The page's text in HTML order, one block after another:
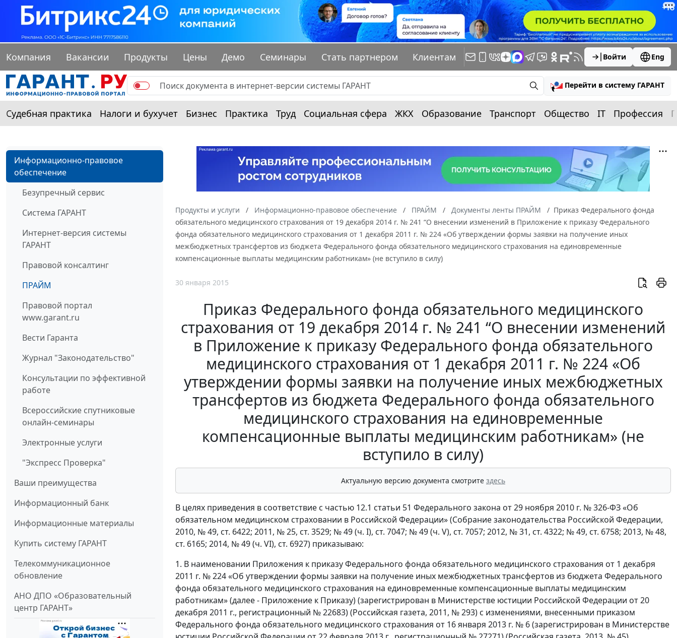
Компания Вакансии Продукты Цены Демо Семинары Стать партнером Клиентам Войти Eng
Перейти в систему ГАРАНТ
Судебная практика Налоги и бухучет Бизнес Практика Труд Социальная сфера ЖКХ Образование Транспорт Общество IT Профессия
Информационно-правовое
обеспечение
Безупречный сервис
Система ГАРАНТ
Интернет-версия системы
ГАРАНТ
Правовой консалтинг
ПРАЙМ
Правовой портал
www.garant.ru
Вести Гаранта
Журнал "Законодательство"
Консультации по эффективной
работе
Всероссийские спутниковые
онлайн-семинары
Электронные услуги
"Экспресс Проверка"
Ваши преимущества
Информационный банк
Информационные материалы
Купить систему ГАРАНТ
Телекоммуникационное
обновление
АНО ДПО «Образовательный
центр ГАРАНТ»
Продукты и услуги Информационно-правовое обеспечение ПРАЙМ Документы ленты ПРАЙМ
Приказ Федерального фонда
обязательного медицинского страхования от 19 декабря 2014 г. № 241 “О внесении изменений в Приложение к приказу Федерального
фонда обязательного медицинского страхования от 1 декабря 2011 г. № 224 «Об утверждении формы заявки на получение иных
межбюджетных трансфертов из бюджета Федерального фонда обязательного медицинского страхования на единовременные
компенсационные выплаты медицинским работникам» (не вступило в силу)
30 января 2015
Приказ Федерального фонда обязательного медицинского
страхования от 19 декабря 2014 г. № 241 “О внесении изменений
в Приложение к приказу Федерального фонда обязательного
медицинского страхования от 1 декабря 2011 г. № 224 «Об
утверждении формы заявки на получение иных межбюджетных
трансфертов из бюджета Федерального фонда обязательного
медицинского страхования на единовременные
компенсационные выплаты медицинским работникам» (не
вступило в силу)
Актуальную версию документа смотрите здесь
В целях приведения в соответствие с частью 12.1 статьи 51 Федерального закона от 29 ноября 2010 г. № 326-ФЗ «Об
обязательном медицинском страховании в Российской Федерации» (Собрание законодательства Российской Федерации,
2010, № 49, ст. 6422; 2011, № 25, ст. 3529; № 49 (ч. I), ст. 7047; № 49 (ч. V), ст. 7057; 2012, № 31, ст. 4322; № 49, ст. 6758; 2013, № 48,
ст. 6165; 2014, № 49 (ч. VI), ст. 6927) приказываю:
1. В наименовании Приложения к приказу Федерального фонда обязательного медицинского страхования от 1 декабря
2011 г. № 224 «Об утверждении формы заявки на получение иных межбюджетных трансфертов из бюджета Федерального
фонда обязательного медицинского страхования на единовременные компенсационные выплаты медицинским
работникам» (далее - Приложение к Приказу) (зарегистрирован в Министерстве юстиции Российской Федерации от 20
декабря 2011 г., регистрационный № 22683) (Российская газета, 2011, № 293) с изменениями, внесенными приказом
Федерального фонда обязательного медицинского страхования от 16 января 2013 г. № 6 (зарегистрирован в Министерстве